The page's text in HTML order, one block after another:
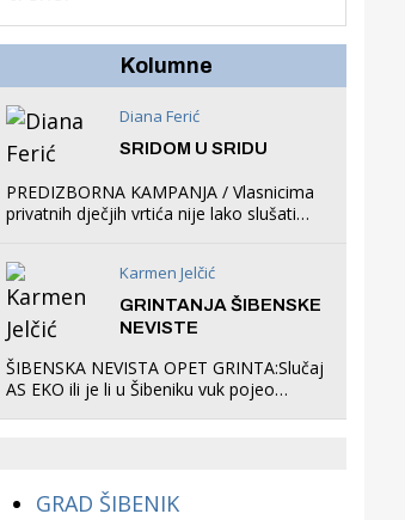
organizirao dječje
Kolumne
Diana Ferić
SRIDOM U SRIDU
PREDIZBORNA KAMPANJA / Vlasnicima
privatnih dječjih vrtića nije lako slušati
što oni rade u Šibeniku ne postoji
Karmen Jelčić
GRINTANJA ŠIBENSKE
NEVISTE
ŠIBENSKA NEVISTA OPET GRINTA:Slučaj
AS EKO ili je li u Šibeniku vuk pojeo
GRAD ŠIBENIK